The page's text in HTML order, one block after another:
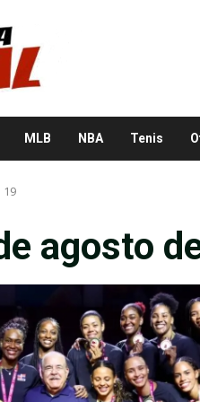
MLB NBA Tenis
19
agosto